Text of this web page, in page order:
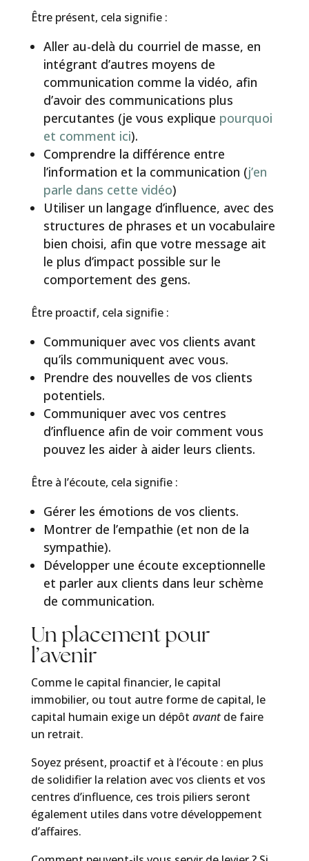
Être présent, cela signifie :
Aller au-delà du courriel de masse, en
intégrant d’autres moyens de
communication comme la vidéo, afin
d’avoir des communications plus
percutantes (je vous explique pourquoi
et comment ici).
Comprendre la différence entre
l’information et la communication (j’en
parle dans cette vidéo)
Utiliser un langage d’influence, avec des
structures de phrases et un vocabulaire
bien choisi, afin que votre message ait
le plus d’impact possible sur le
comportement des gens.
Être proactif, cela signifie :
Communiquer avec vos clients avant
qu’ils communiquent avec vous.
Prendre des nouvelles de vos clients
potentiels.
Communiquer avec vos centres
d’influence afin de voir comment vous
pouvez les aider à aider leurs clients.
Être à l’écoute, cela signifie :
Gérer les émotions de vos clients.
Montrer de l’empathie (et non de la
sympathie).
Développer une écoute exceptionnelle
et parler aux clients dans leur schème
de communication.
Un placement pour
l’avenir
Comme le capital financier, le capital
immobilier, ou tout autre forme de capital, le
capital humain exige un dépôt avantde faire
un retrait.
Soyez présent, proactif et à l’écoute : en plus
de solidifier la relation avec vos clients et vos
centres d’influence, ces trois piliers seront
également utiles dans votre développement
d’affaires.